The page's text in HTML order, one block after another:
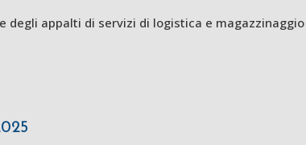
degli appalti di servizi di logistica e magazzinaggio